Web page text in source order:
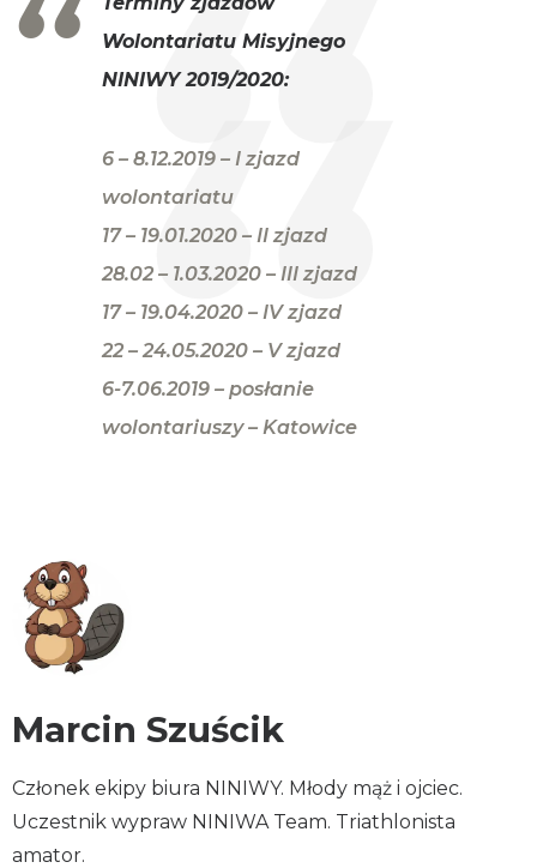
Wolontariatu Misyjnego
NINIWY 2019/2020:
6 – 8.12.2019 – I zjazd
wolontariatu
17 – 19.01.2020 – II zjazd
28.02 – 1.03.2020 – III zjazd
17 – 19.04.2020 – IV zjazd
22 – 24.05.2020 – V zjazd
6-7.06.2019 – posłanie
wolontariuszy – Katowice
Marcin Szuścik
Członek ekipy biura NINIWY. Młody mąż i ojciec.
Uczestnik wypraw NINIWA Team. Triathlonista
amator.